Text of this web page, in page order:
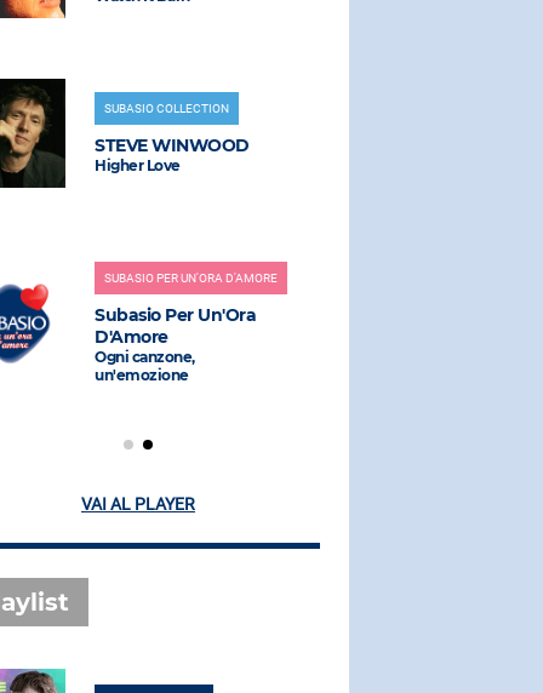
SUBASIO COLLECTION
STEVE WINWOOD
Higher Love
SUBASIO PER UN'ORA D'AMORE
Subasio Per Un'Ora
D'Amore
Ogni canzone,
un'emozione
VAI AL PLAYER